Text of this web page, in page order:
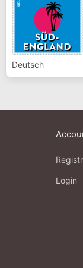
Deutsch
Login